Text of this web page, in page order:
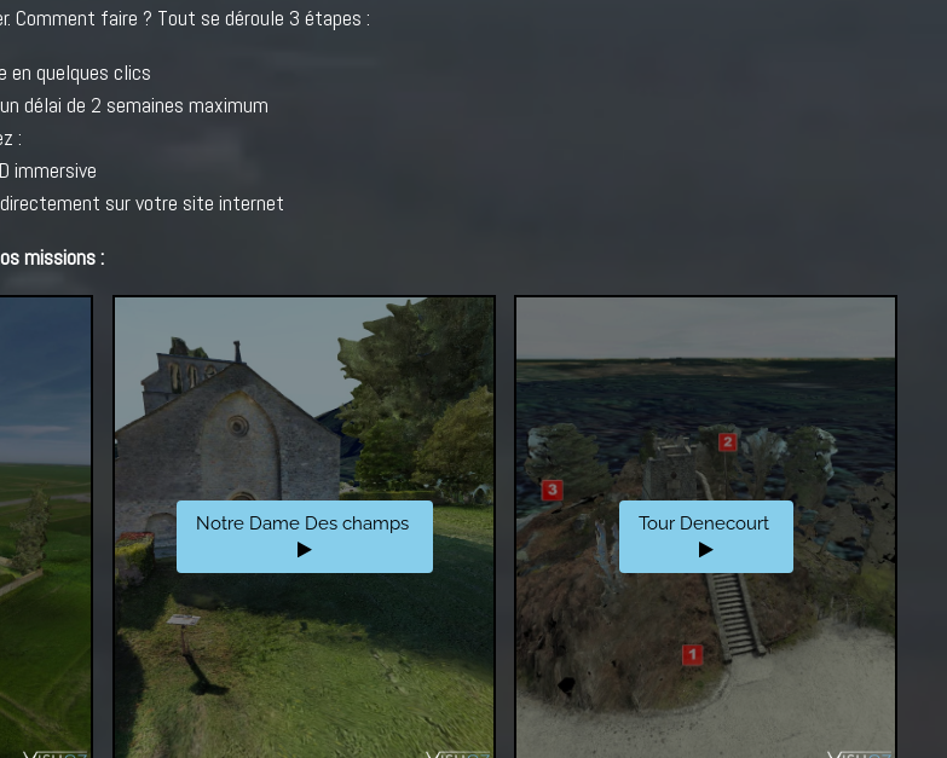
Comment faire ? Tout se déroule 3 étapes :
en quelques clics
délai de 2 semaines maximum
:
immersive
sur votre site internet
missions :